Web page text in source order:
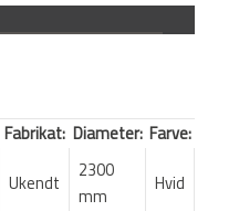
Fabrikat: Diameter: Farve:
Ukendt
2300
mm
Hvid